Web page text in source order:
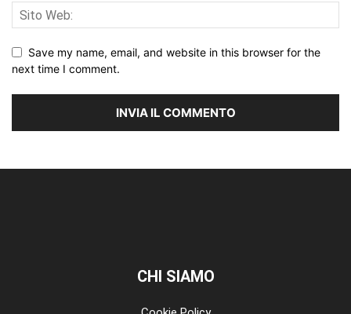
Save my name, email, and website in this browser for the
next time I comment.
CHI SIAMO